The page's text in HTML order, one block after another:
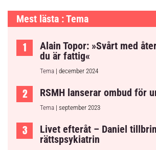
Mest lästa : Tema
Alain Topor: »Svårt med
du är fattig«
Tema | december 2024
RSMH lanserar ombud för
Tema | september 2023
Livet efteråt – Daniel
rättspsykiatrin